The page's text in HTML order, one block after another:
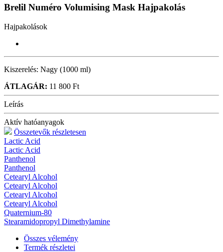
Brelil Numéro Volumising Mask Hajpakolás
Hajpakolások
Kiszerelés: Nagy (1000 ml)
ÁTLAGÁR: 11 800 Ft
Leírás
Aktív hatóanyagok
Összetevők részletesen
Lactic Acid
Lactic Acid
Panthenol
Panthenol
Cetearyl Alcohol
Cetearyl Alcohol
Cetearyl Alcohol
Cetearyl Alcohol
Quaternium-80
Stearamidopropyl Dimethylamine
Összes vélemény
Termék részletei